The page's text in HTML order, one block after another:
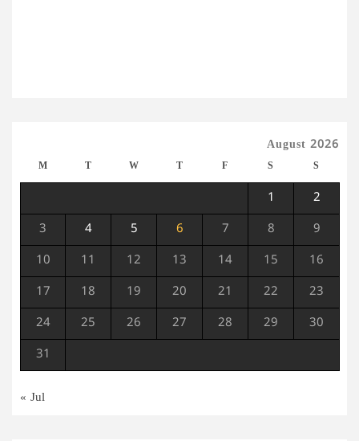
August 2026
M T W T F S S
1 2
3 4 5 6 7 8 9
10 11 12 13 14 15 16
17 18 19 20 21 22 23
24 25 26 27 28 29 30
31
« Jul